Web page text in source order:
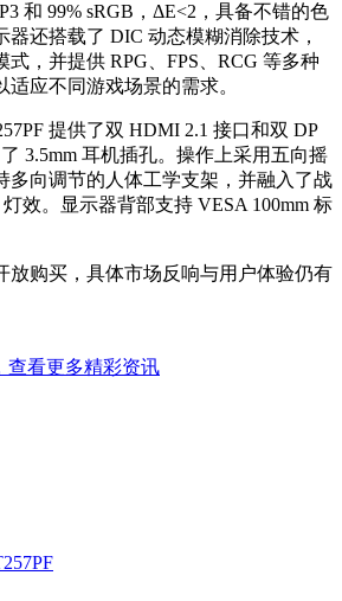
和 99% sRGB，ΔE<2，具备不错的色
还搭载了 DIC 动态模糊消除技术，
，并提供 RPG、FPS、RCG 等多种
应不同游戏场景的需求。
提供了双 HDMI 2.1 接口和双 DP
3.5mm 耳机插孔。操作上采用五向摇
多向调节的人体工学支架，并融入了战
效。显示器背部支持 VESA 100mm 标
放购买，具体市场反响与用户体验仍有
查看更多精彩资讯